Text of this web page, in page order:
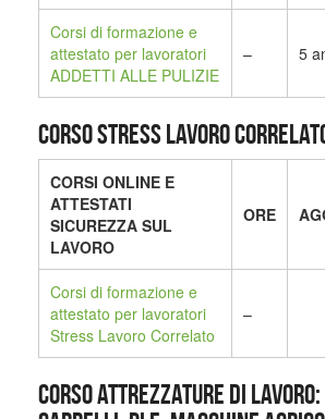
Corsi di formazione e
attestato per lavoratori
ADDETTI ALLE PULIZIE
– 5
CORSO STRESS LAVORO
CORSI ONLINE E
ATTESTATI
SICUREZZA SUL
LAVORO
ORE
Corsi di formazione e
attestato per lavoratori
Stress Lavoro Correlato
–
CORSO ATTREZZATURE DI